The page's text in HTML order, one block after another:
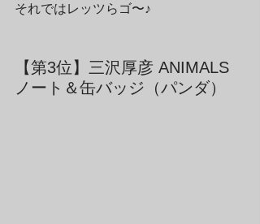
それではレッツらゴ〜♪
【第3位】三沢厚彦 ANIMALS
ノート＆缶バッジ（パンダ）